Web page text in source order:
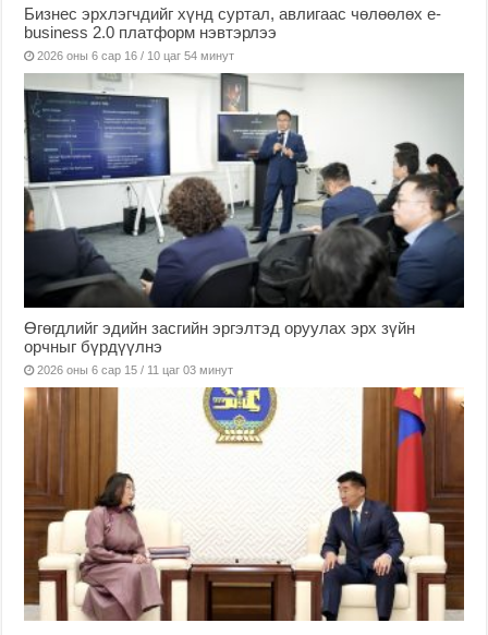
Бизнес эрхлэгчдийг хүнд суртал, авлигаас чөлөөлөх е-
business 2.0 платформ нэвтэрлээ
2026 оны 6 сар 16 / 10 цаг 54 минут
Өгөгдлийг эдийн засгийн эргэлтэд оруулах эрх зүйн
орчныг бүрдүүлнэ
2026 оны 6 сар 15 / 11 цаг 03 минут